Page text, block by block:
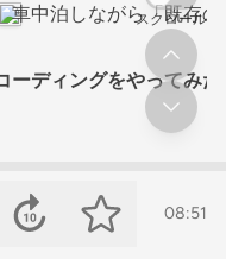
08:51
車中泊しながら「既存
ーディングをやってみた
スクロール